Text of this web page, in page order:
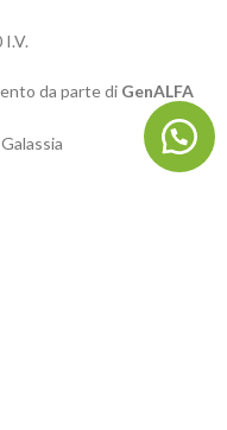
I.V.
da parte di GenALFA